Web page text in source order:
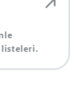
listeleri.